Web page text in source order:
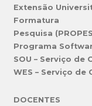
Extensão
Formatura
Pesquisa
Programa
SOU – Serviço de
WES – Serviço
DOCENTES